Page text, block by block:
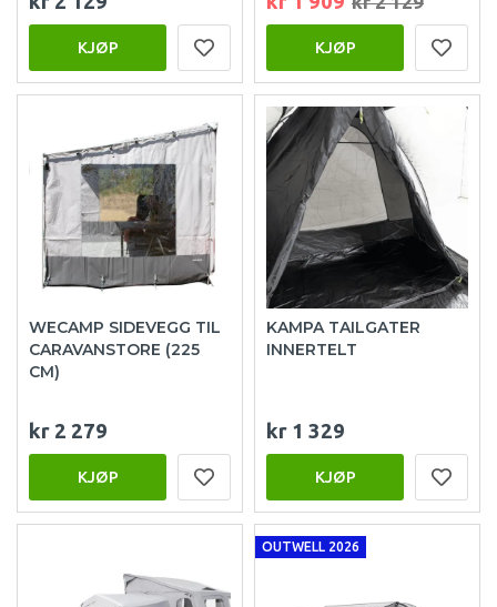
KJØP KJØP
WECAMP SIDEVEGG TIL
CARAVANSTORE (225
CM)
kr 2 279
KJØP
KAMPA TAILGATER
INNERTELT
kr 1 329
KJØP
OUTWELL 2026